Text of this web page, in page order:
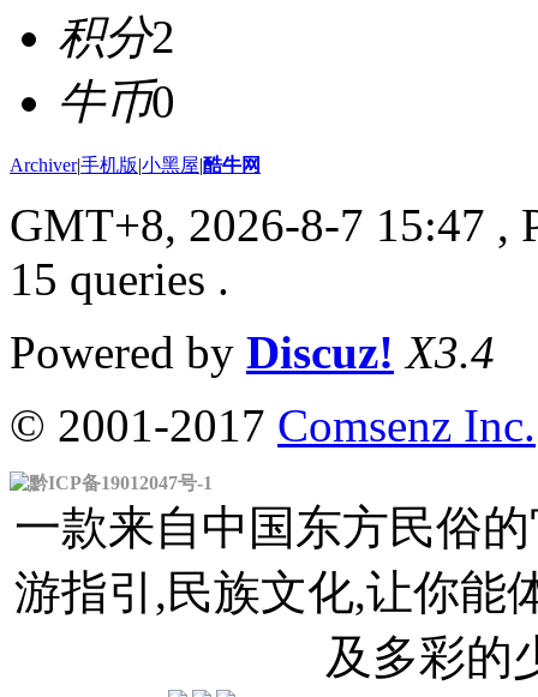
积分2
牛币0
Archiver|手机版|小黑屋|酷牛网
GMT+8, 2026-8-7 15:47 ,
15 queries .
Powered by Discuz! X3.4
© 2001-2017 Comsenz Inc.
黔ICP备19012047号-1
一款来自中国东方民俗
游指引,民族文化,让你能
及多彩的